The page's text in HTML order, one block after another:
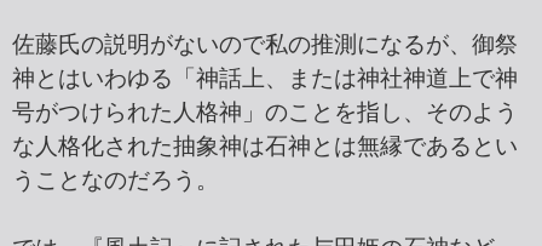
佐藤氏の説明がないので私の推測になるが、御祭
神とはいわゆる「神話上、または神社神道上で神
号がつけられた人格神」のことを指し、そのよう
な人格化された抽象神は石神とは無縁であるとい
うことなのだろう。